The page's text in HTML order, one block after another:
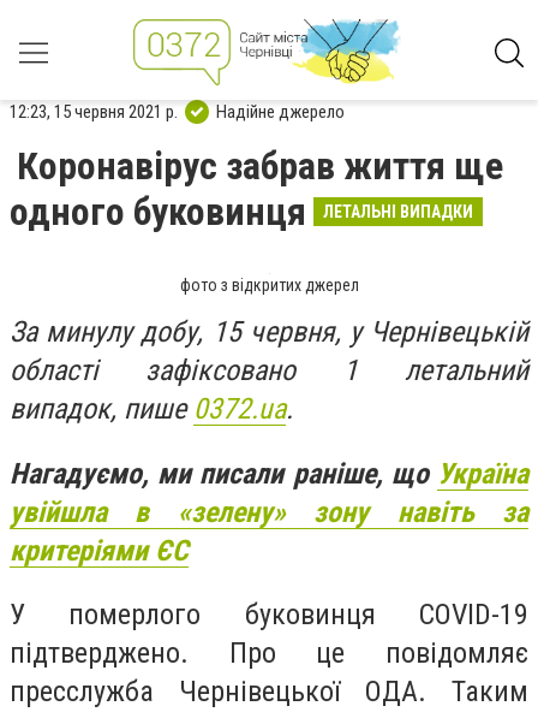
12:23, 15 червня 2021 р. Надійне джерело
Коронавірус забрав життя ще
одного буковинця
ЛЕТАЛЬНІ ВИПАДКИ
фото з відкритих джерел
За минулу добу, 15 червня, у Чернівецькій
області зафіксовано 1 летальний
випадок, пише 0372.ua.
Нагадуємо, ми писали раніше, що Україна
увійшла в «зелену» зону навіть за
критеріями ЄС
У померлого буковинця COVID-19
підтверджено. Про це повідомляє
пресслужба Чернівецької ОДА. Таким